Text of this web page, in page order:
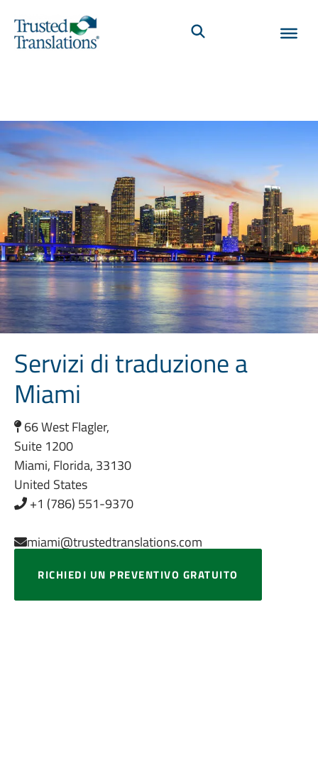
Servizi di traduzione a
Miami
66 West Flagler,
Suite 1200
Miami, Florida, 33130
United States
+1 (786) 551-9370
miami@trustedtranslations.com
RICHIEDI UN PREVENTIVO GRATUITO